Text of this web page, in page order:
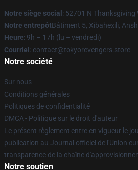
Notre siège social : 52701 N Thanksgiving
Notre entrepôtBâtiment 5, Xibahexili,
Heure: 9h – 17h (lu – vendredi)
Courriel : contact@tokyorevengers.store
Notre société
Sur nous
Conditions générales
Politiques de confidentialité
DMCA - Politique sur le droit d'auteur
Le présent règlement entre en vigueur le
publication au Journal officiel de l'Union
transparence de la chaîne
Notre soutien